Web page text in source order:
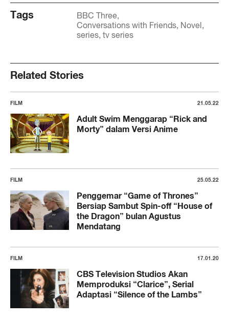
Tags
BBC Three
Conversations with Friends Novel
series tv series
Related Stories
FILM 21.05.22
Adult Swim Menggarap “Rick and
Morty” dalam Versi Anime
FILM 25.05.22
Penggemar “Game of Thrones”
Bersiap Sambut Spin-off “House of
the Dragon” bulan Agustus
Mendatang
FILM 17.01.20
CBS Television Studios Akan
Memproduksi “Clarice”, Serial
Adaptasi “Silence of the Lambs”